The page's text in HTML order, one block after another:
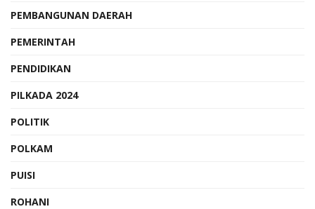
PEMBANGUNAN DAERAH
PEMERINTAH
PENDIDIKAN
PILKADA 2024
POLITIK
POLKAM
PUISI
ROHANI